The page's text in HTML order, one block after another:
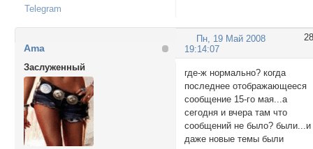
Telegram
28
Пн, 19 Май 2008
19:14:07
Ama
Заслуженный
где-ж нормально? когда
последнее отображающееся
сообщение 15-го мая...а
сегодня и вчера там что
сообщений не было? были...и
даже новые темы были